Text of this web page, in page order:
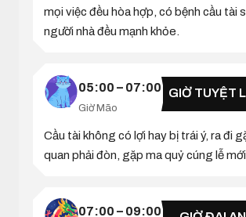
mọi việc đều hòa hợp, có bệnh cầu tài
người nhà đều mạnh khỏe.
05:00 – 07:00
Giờ Mão
GIỜ TUYỆT
Cầu tài không có lợi hay bị trái ý, ra đi
quan phải đòn, gặp ma quỷ cúng lễ mới
07:00 – 09:00